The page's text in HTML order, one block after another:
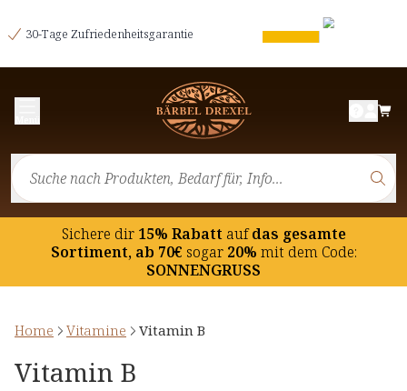
30-Tage Zufriedenheitsgarantie
Sichere dir15% Rabatt aufdas gesamte
Sortiment, ab 70€ sogar20% mit dem Code:
SONNENGRUSS
Home Vitamine Vitamin B
Vitamin B